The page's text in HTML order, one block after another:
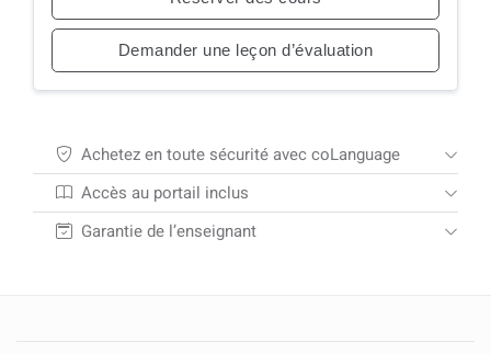
Demander une leçon d’évaluation
Achetez en toute sécurité avec coLanguage
Accès au portail inclus
Garantie de l’enseignant